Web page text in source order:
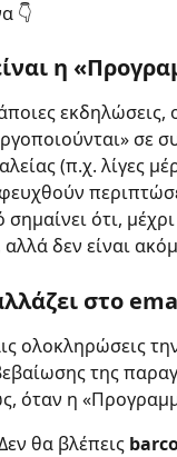
👇
η
εκδηλώσεις,
σε
(π.χ. λίγες
σημαίνει ότι,
δεν είναι
στο
ολοκληρώσεις
της
όταν η
θα βλέπεις